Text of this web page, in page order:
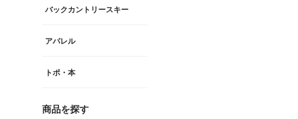
バックカントリースキー
アパレル
トポ・本
商品を探す